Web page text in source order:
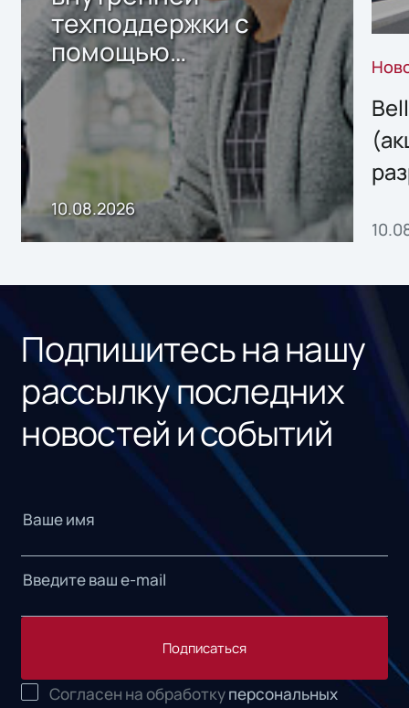
техподдержки с
помощью
собственного ИИ-
сервиса
10.08.2026
Подпишитесь на нашу
рассылку последних
новостей и событий
Подписаться
Согласен на обработкуперсональных